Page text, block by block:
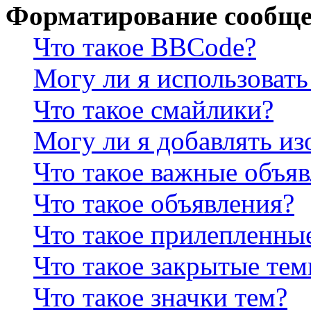
Форматирование
Что такое BBCode?
Могу ли я
Что такое смайлики?
Могу ли я добавлять
Что такое важные
Что такое объявления?
Что такое
Что такое закрытые
Что такое значки тем?